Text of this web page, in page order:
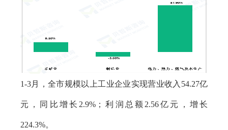
1-3月，全市规模以上工业企业实现营业收入54.27亿
元，同比增长2.9%；利润总额2.56亿元，增长
224.3%。